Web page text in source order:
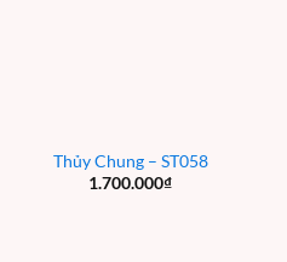
Thủy Chung – ST058
1.700.000₫